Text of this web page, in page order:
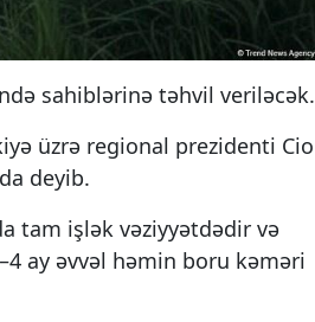
sahiblərinə təhvil veriləcək.
üzrə regional prezidenti Cio
deyib.
tam işlək vəziyyətdədir və
ay əvvəl həmin boru kəməri